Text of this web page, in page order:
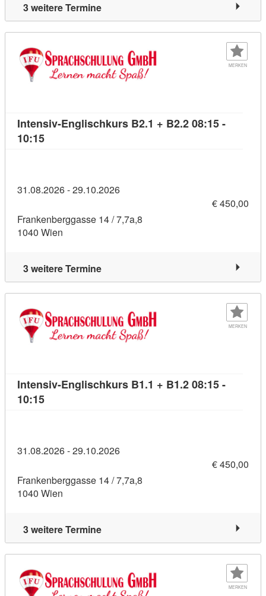
3 weitere Termine
MERKEN
Intensiv-Englischkurs B2.1 + B2.2 08:15 -
10:15Kursdetail: Intensiv-Englischkurs B2.1 + B2.2
31.08.2026 - 29.10.2026
€ 450,00
Frankenberggasse 14 / 7,7a,8
1040 Wien
3 weitere Termine
MERKEN
Intensiv-Englischkurs B1.1 + B1.2 08:15 -
10:15Kursdetail: Intensiv-Englischkurs B1.1 + B1.2
31.08.2026 - 29.10.2026
€ 450,00
Frankenberggasse 14 / 7,7a,8
1040 Wien
3 weitere Termine
MERKEN